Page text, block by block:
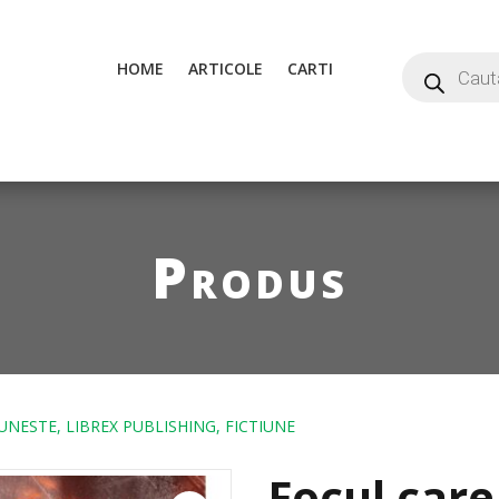
HOME ARTICOLE CARTI
Produs
LIBREX PUBLISHING, FICTIUNE